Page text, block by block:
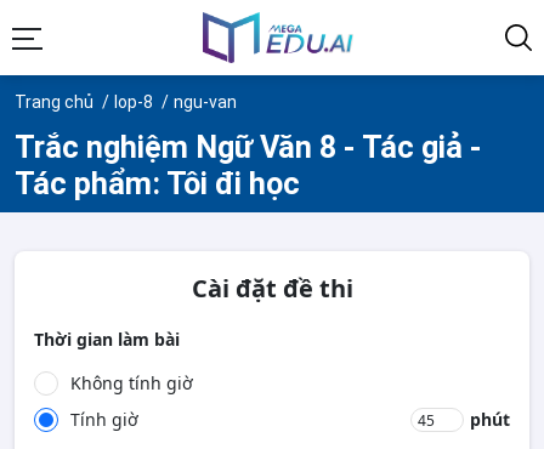
Trang chủ lop-8 ngu-van
Trắc nghiệm Ngữ Văn 8 - Tác giả -
Tác phẩm: Tôi đi học
Cài đặt đề thi
Thời gian làm bài
Không tính giờ
Tính giờ
phút